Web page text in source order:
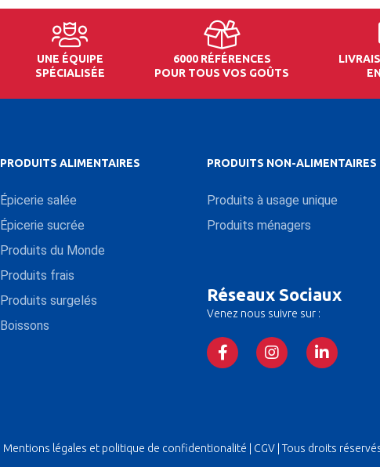
UNE ÉQUIPE
SPÉCIALISÉE
6000 RÉFÉRENCES
POUR TOUS VOS GOÛTS
PRODUITS ALIMENTAIRES
Épicerie salée
Épicerie sucrée
Produits du Monde
Produits frais
Produits surgelés
Boissons
PRODUITS NON-ALIMENTAIRES
Produits à usage unique
Produits ménagers
Réseaux Sociaux
Venez nous suivre sur :
Mentions légales et politique de confidentionalité CGV | Tous droits